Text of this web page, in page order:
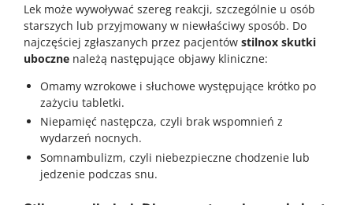
Lek może wywoływać szereg reakcji, szczególnie u osób
starszych lub przyjmowany w niewłaściwy sposób. Do
najczęściej zgłaszanych przez pacjentów stilnox skutki
uboczne należą następujące objawy kliniczne:
Omamy wzrokowe i słuchowe występujące krótko po
zażyciu tabletki.
Niepamięć następcza, czyli brak wspomnień z
wydarzeń nocnych.
Somnambulizm, czyli niebezpieczne chodzenie lub
jedzenie podczas snu.